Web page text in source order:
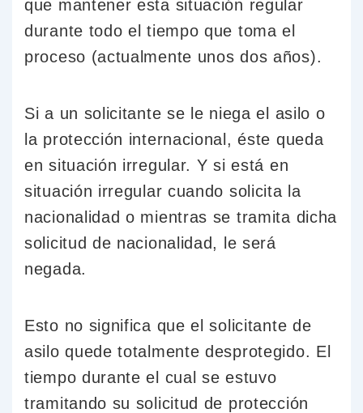
que mantener esta situación regular
durante todo el tiempo que toma el
proceso (actualmente unos dos años).
Si a un solicitante se le niega el asilo o
la protección internacional, éste queda
en situación irregular. Y si está en
situación irregular cuando solicita la
nacionalidad o mientras se tramita dicha
solicitud de nacionalidad, le será
negada.
Esto no significa que el solicitante de
asilo quede totalmente desprotegido. El
tiempo durante el cual se estuvo
tramitando su solicitud de protección